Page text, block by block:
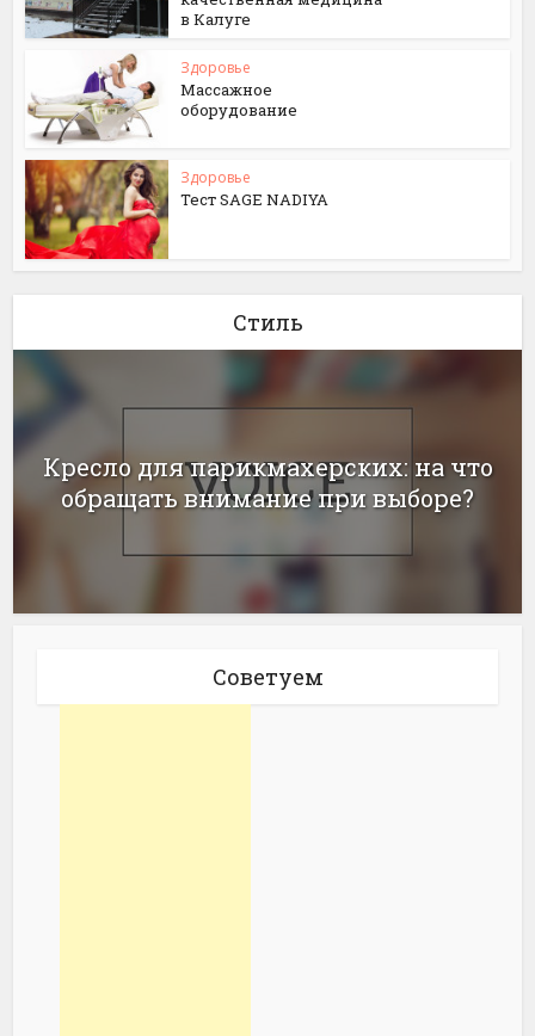
в Калуге
Здоровье
Массажное
оборудование
Здоровье
Тест SAGE NADIYA
Стиль
Кресло для парикмахерских: на что
обращать внимание при выборе?
Советуем